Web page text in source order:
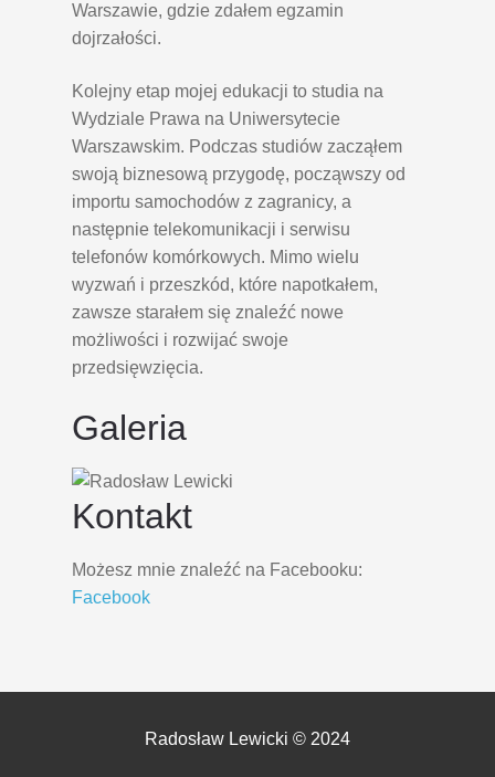
Warszawie, gdzie zdałem egzamin
dojrzałości.
Kolejny etap mojej edukacji to studia na
Wydziale Prawa na Uniwersytecie
Warszawskim. Podczas studiów zacząłem
swoją biznesową przygodę, począwszy od
importu samochodów z zagranicy, a
następnie telekomunikacji i serwisu
telefonów komórkowych. Mimo wielu
wyzwań i przeszkód, które napotkałem,
zawsze starałem się znaleźć nowe
możliwości i rozwijać swoje
przedsięwzięcia.
Galeria
Kontakt
Możesz mnie znaleźć na Facebooku:
Facebook
Radosław Lewicki © 2024